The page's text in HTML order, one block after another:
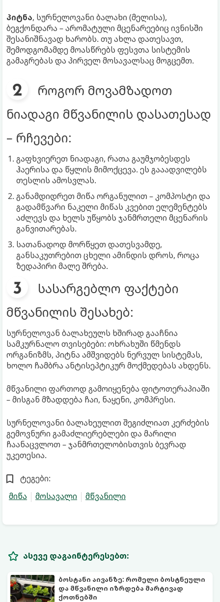
პიტნა, სურნელოვანი ბალახი (მელისა),
ბეგქონდარა – არომატული მცენარეებიც ივნისში
შესანიშნავად ხარობს. თუ ახლა დათესავთ,
შემოდგომამდე მოასწრებს ფესვთა სისტემის
გამაგრებას და პირველ მოსავალსაც მოგცემთ.
როგორ მოვამზადოთ
ნიადაგი მწვანილის დასათესად
– რჩევები:
გაფხვიერეთ ნიადაგი, რათა გაუმჯობესდეს
ჰაერისა და წყლის მიმოქცევა. ეს გააადვილებს
თესლის ამოსვლას.
განამდიდრეთ მიწა ორგანულით – კომპოსტი და
გადამწვარი ნაკელი მიწას კვებით ელემენტებს
აძლევს და ხელს უწყობს ჯანმრთელი მცენარის
განვითარებას.
სათანადოდ მორწყეთ დათესვამდე,
განსაკუთრებით ცხელი ამინდის დროს, როცა
ზედაპირი მალე შრება.
სასარგებლო ფაქტები
მწვანილის შესახებ:
სურნელოვან ბალახეულს ხშირად გააჩნია
სამკურნალო თვისებები: ოხრახუში წმენდს
ორგანიზმს, პიტნა ამშვიდებს ნერვულ სისტემას,
ხოლო ჩამბრა ანტისეპტიკურ მოქმედებას ახდენს.
მწვანილი ფართოდ გამოიყენება ფიტოთერაპიაში
– მისგან მზადდება ჩაი, ნაყენი, კომპრესი.
სურნელოვანი ბალახეულით შეგიძლიათ კერძების
გემოვნური გამაძლიერებლები და მარილი
ჩაანაცვლოთ – ჯანმრთელობისთვის ბევრად
უკეთესია.
ტეგები:
მიწა
მოსავალი მწვანილი
ასევე დაგაინტერესებთ:
ბოსტანი აივანზე: რომელი ბოსტნეული
და მწვანილი იზრდება მარტივად
ქოთნებში